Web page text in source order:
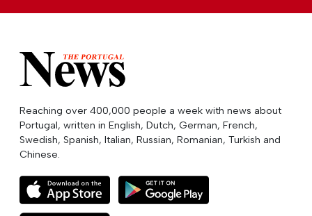
Reaching over 400,000 people a week with news about
Portugal, written in English, Dutch, German, French,
Swedish, Spanish, Italian, Russian, Romanian, Turkish and
Chinese.